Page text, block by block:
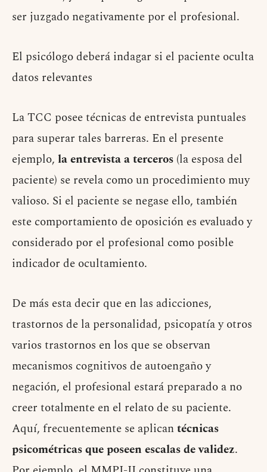
ser juzgado negativamente por el profesional.
El psicólogo deberá indagar si el paciente oculta
datos relevantes
La TCC posee técnicas de entrevista puntuales
para superar tales barreras. En el presente
ejemplo, la entrevista a terceros (la esposa del
paciente) se revela como un procedimiento muy
valioso. Si el paciente se negase ello, también
este comportamiento de oposición es evaluado y
considerado por el profesional como posible
indicador de ocultamiento.
De más esta decir que en las adicciones,
trastornos de la personalidad, psicopatía y otros
varios trastornos en los que se observan
mecanismos cognitivos de autoengaño y
negación, el profesional estará preparado a no
creer totalmente en el relato de su paciente.
Aquí, frecuentemente se aplicantécnicas
psicométricas que poseen escalas de validez.